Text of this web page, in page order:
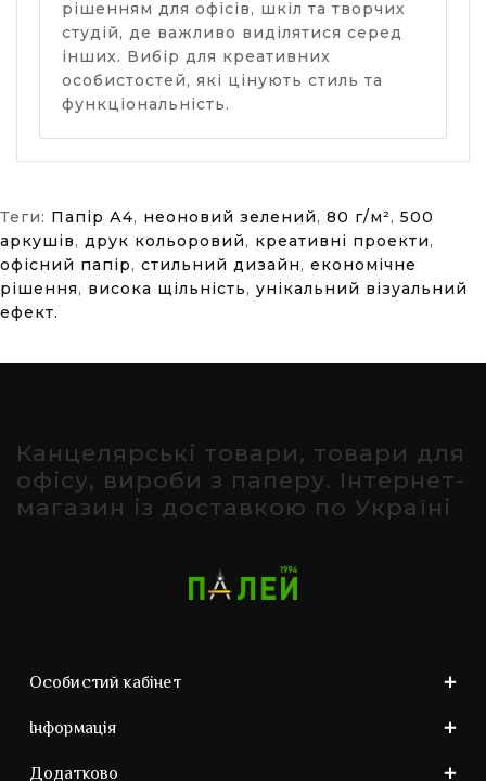
рішенням для офісів, шкіл та творчих
студій, де важливо виділятися серед
інших. Вибір для креативних
особистостей, які цінують стиль та
функціональність.
Теги: Папір А4, неоновий зелений, 80 г/м², 500
аркушів, друк кольоровий, креативні проекти,
офісний папір, стильний дизайн, економічне
рішення, висока щільність, унікальний візуальний
ефект.
Канцелярські товари, товари для
офісу, вироби з паперу. Інтернет-
магазин із доставкою по Україні
Особистий кабінет
Інформація
Додатково